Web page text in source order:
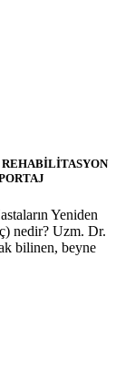
Yeniden
nedir? Uzm. Dr.
bilinen, beyne